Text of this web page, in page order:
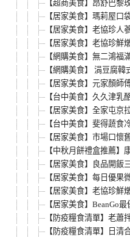
【超商美食】昂舒巴黎
【居家美食】瑪莉屋
【居家美食】老協珍
【居家美食】老協珍
【網購美食】無二鴻
【網購美食】 涓豆腐
【居家美食】元家顏
【台中美食】久久津
【居家美食】全家屯
【台中美食】斐得蔬
【居家美食】市場口
【中秋月餅禮盒推薦
【居家美食】良品開
【居家美食】每日優
【居家美食】老協珍
【居家美食】BeanGo
【防疫糧食清單】老
【防疫糧食清單】日